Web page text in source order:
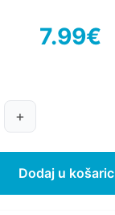
7.99€
+
Dodaj u